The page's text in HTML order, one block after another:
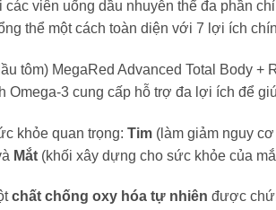
viên uống dầu nhuyễn thể đa phần
thể một cách toàn diện với 7 lợi ích
tôm) MegaRed Advanced Total Body
Omega-3 cung cấp hỗ trợ đa lợi ích để
khỏe quan trọng: Tim (làm giảm nguy
Mắt (khối xây dựng cho sức khỏe của
chất chống oxy hóa tự nhiên được